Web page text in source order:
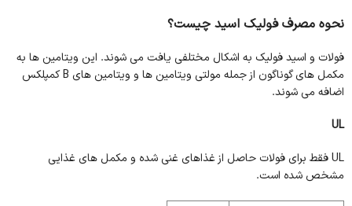
نحوه مصرف فولیک اسید چیست؟
فولات و اسید فولیک به اشکال مختلفی یافت می شوند. این ویتامین ها به
مکمل های گوناگون از جمله مولتی ویتامین ها و ویتامین های B کمپلکس
اضافه می شوند.
UL
UL فقط برای فولات حاصل از غذاهای غنی شده و مکمل های غذایی
مشخص شده است.